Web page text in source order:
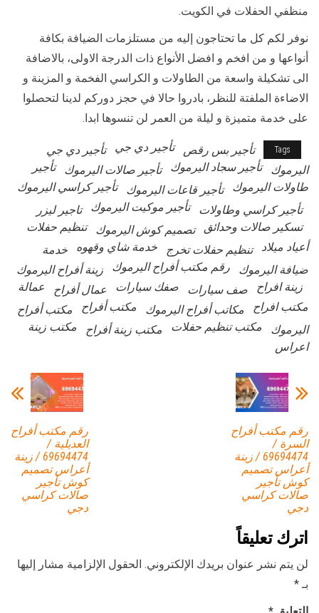
منظفي الحفلات في الكويت.
نوفر لكم كل ما تحتاجون إليه من مستلزمات الضيافة بكافة
أنواعها و من افخم و افضل الأنواع ذات الدرجة الاولى، بالاضافة
الى تشكيلة واسعة من الطاولات و الكراسي الفخمة و المزينة و
الاضاءة الملفتة للنظر، بادروا حالا في حجز دوركم لدينا لتحصلوا
على خدمة متميزة و ليلة من العمر لن تنسوها ابدا.
Tags تأجير بس رقص تأجير دي جي
تأجير دي جي
اليرموك
تأجير سجاد اليرموك تأجير صالات اليرموك
تأجير
طاولات اليرموك
تأجير قاعات اليرموك
تأجير كراسي اليرموك
تأجير كراسي وطاولات
تأجير موكيت اليرموك
تاجير ليزر
تسكير صالات وحدائق
تصميم كوش اليرموك
تنظيم حفلات
أعياد ميلاد
تنظيم حفلات تخرج خدمة شاي وقهوه
خدمة
ضيافة اليرموك
رقم مكتب أفراح اليرموك
زينة أفراح اليرموك
زينة افراح
صف سيارات صفك سيارات عمال أفراح
عمالة
مكتب افراح
مكاتب أفراح اليرموك مكتب أفراح
مكتب أفراح
اليرموك
مكتب تنظيم حفلات مكتب زينة أفراح
مكتب زينة
اعراس
رقم مكتب أفراح
العديلية /
69694474 / زينة
أعراس تصميم
كوش تأجير
صالات كراسي
دجي
رقم مكتب أفراح
السرة /
69694474 / زينة
أعراس تصميم
كوش تأجير
صالات كراسي
دجي
اترك تعليقاً
لن يتم نشر عنوان بريدك الإلكتروني. الحقول الإلزامية مشار إليها
بـ*